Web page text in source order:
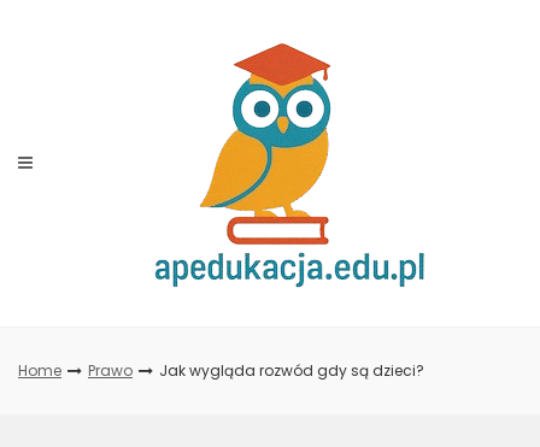
Home Prawo Jak wygląda rozwód gdy są dzieci?